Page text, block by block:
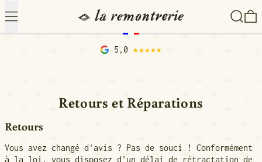
Menu
5,0 ★★★★★
Retours et Réparations
Retours
Vous avez changé d'avis ? Pas de souci ! Conformément
à la loi, vous disposez d'un délai de rétractation de